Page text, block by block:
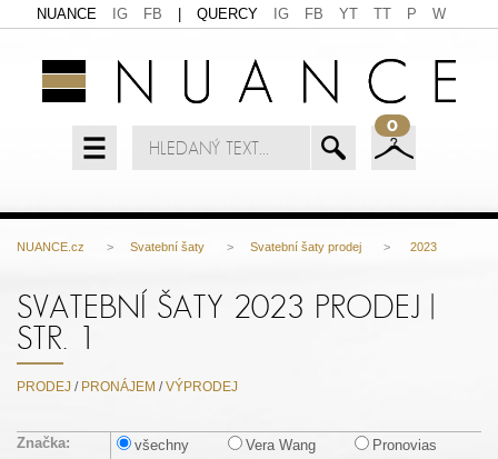
NUANCE IG FB QUERCY IG FB YT TT P W
0
NUANCE.cz > Svatební šaty > Svatební šaty prodej > 2023
SVATEBNÍ ŠATY 2023 PRODEJ |
STR. 1
PRODEJ / PRONÁJEM /VÝPRODEJ
Značka: všechny Vera Wang
Pronovias